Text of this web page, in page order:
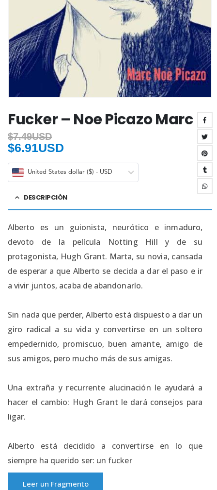
Fucker – Noe Picazo Marc
$7.49USD
$6.91USD
United States dollar ($) - USD
DESCRIPCIÓN
Alberto es un guionista, neurótico e inmaduro,
devoto de la película Notting Hill y de su
protagonista, Hugh Grant. Marta, su novia, cansada
de esperar a que Alberto se decida a dar el paso e ir
a vivir juntos, acaba de abandonarlo.
Sin nada que perder, Alberto está dispuesto a dar un
giro radical a su vida y convertirse en un soltero
empedernido, promiscuo, buen amante, amigo de
sus amigos, pero mucho más de sus amigas.
Una extraña y recurrente alucinación le ayudará a
hacer el cambio: Hugh Grant le dará consejos para
ligar.
Alberto está decidido a convertirse en lo que
siempre ha querido ser: un fucker
Leer un Fragmento